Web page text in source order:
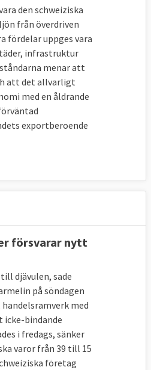
den schweiziska
från överdriven
fördelar uppges vara
infrastruktur
menar att
att det allvarligt
med en åldrande
exportberoende
försvarar nytt
djävulen, sade
på söndagen
med
icke-bindande
i fredags, sänker
varor från 39 till 15
företag